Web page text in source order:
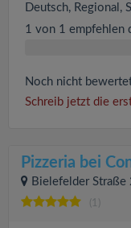
Deutsch, Regional,
1 von 1 empfehlen
Noch nicht
Schreib jetzt die
Pizzeria bei
Bielefelder
(1)